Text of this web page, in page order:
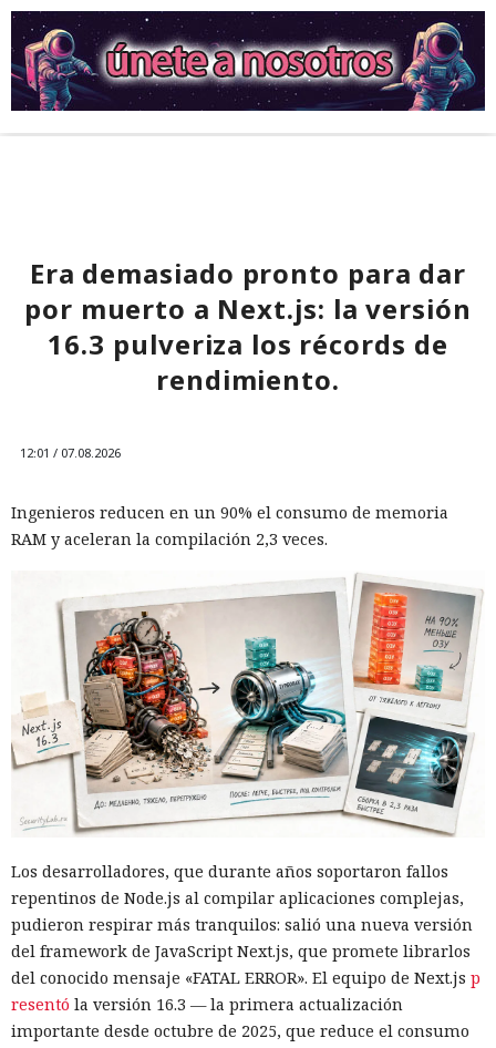
Era demasiado pronto para dar
por muerto a Next.js: la versión
16.3 pulveriza los récords de
rendimiento.
12:01 / 07.08.2026
Ingenieros reducen en un 90% el consumo de memoria
RAM y aceleran la compilación 2,3 veces.
Los desarrolladores, que durante años soportaron fallos
repentinos de Node.js al compilar aplicaciones complejas,
pudieron respirar más tranquilos: salió una nueva versión
del framework de JavaScript Next.js, que promete librarlos
del conocido mensaje «FATAL ERROR». El equipo de Next.js p
resentó la versión 16.3 — la primera actualización
importante desde octubre de 2025, que reduce el consumo